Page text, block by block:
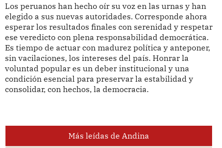
Los peruanos han hecho oír su voz en las urnas y han
elegido a sus nuevas autoridades. Corresponde ahora
esperar los resultados finales con serenidad y respetar
ese veredicto con plena responsabilidad democrática.
Es tiempo de actuar con madurez política y anteponer,
sin vacilaciones, los intereses del país. Honrar la
voluntad popular es un deber institucional y una
condición esencial para preservar la estabilidad y
consolidar, con hechos, la democracia.
Más leídas de Andina